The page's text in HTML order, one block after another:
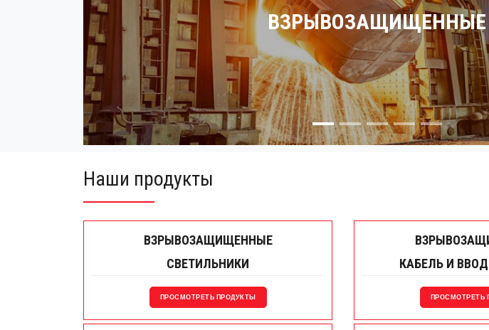
ВЗРЫВОЗАЩИЩЕННЫЕ
Наши продукты
ВЗРЫВОЗАЩИЩЕННЫЕ
СВЕТИЛЬНИКИ
ПРОСМОТРЕТЬ ПРОДУКТЫ
КАБЕЛЬ И
ПРОСМОТРЕТЬ